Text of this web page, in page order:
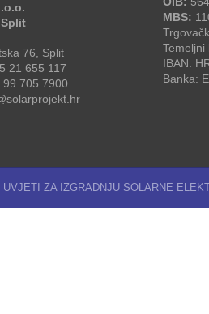
76, Split
21 655 117
99 705 7900
MBS:
Temeljni
IBAN:
Banka:
UVJETI ZA IZGRADNJU SOLARNE